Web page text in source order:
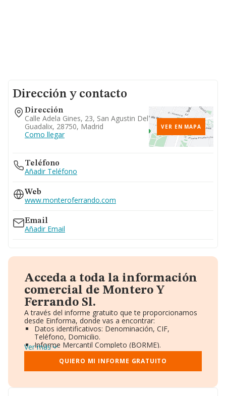
Dirección y contacto
Dirección
Calle Adela Gines, 23, San Agustin Del
Guadalix, 28750, Madrid
Como llegar
VER EN MAPA
Teléfono
Añadir Teléfono
Web
www.monteroferrando.com
Email
Añadir Email
Acceda a toda la información
comercial de Montero Y
Ferrando Sl.
A través del informe gratuito que te proporcionamos
desde Einforma, donde vas a encontrar:
Datos identificativos: Denominación, CIF,
Teléfono, Domicilio.
Informe Mercantil Completo (BORME).
Gráficos de Evolución Ventas y Empleados.
Consejo de Administración y Administradores.
Directivos y Ejecutivos.
Ver más
QUIERO MI INFORME GRATUITO